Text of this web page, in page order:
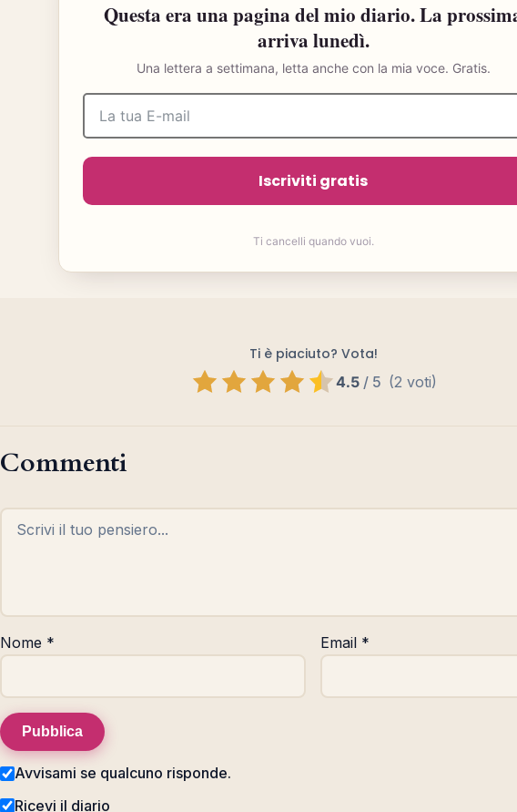
Questa era una pagina del mio diario. La
arriva lunedì.
Una lettera a settimana, letta anche con la mia voce. Gratis.
Iscriviti gratis
Ti cancelli quando vuoi.
Ti è piaciuto? Vota!
4.5 / 5 (2 voti)
Commenti
Nome * Email *
Pubblica
Avvisami se qualcuno risponde.
Ricevi il diario